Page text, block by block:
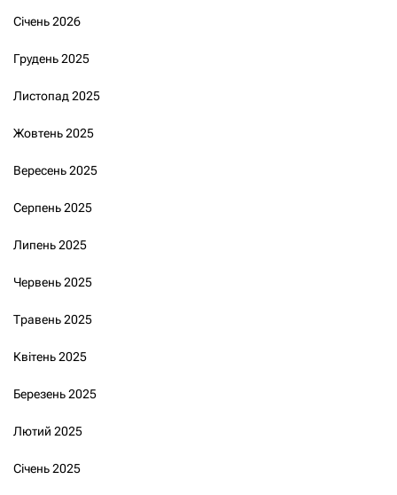
Січень 2026
Грудень 2025
Листопад 2025
Жовтень 2025
Вересень 2025
Серпень 2025
Липень 2025
Червень 2025
Травень 2025
Квітень 2025
Березень 2025
Лютий 2025
Січень 2025